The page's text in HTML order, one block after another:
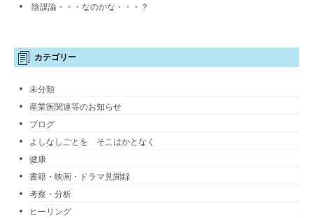
陰謀論・・・なのかな・・・？
カテゴリー
未分類
産業医関連等のお知らせ
ブログ
よしなしごとを そこはかとなく
健康
書籍・映画・ドラマ見聞録
考察・分析
ヒーリング